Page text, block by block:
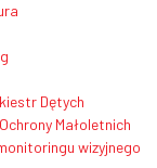
Dętych
Małoletnich
wizyjnego